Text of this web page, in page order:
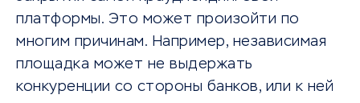
платформы. Это может произойти по
многим причинам. Например, независимая
площадка может не выдержать
конкуренции со стороны банков, или к ней